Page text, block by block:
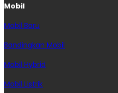
Mobil
Mobil Baru
Bandingkan Mobil
Mobil Hybrid
Mobil Listrik